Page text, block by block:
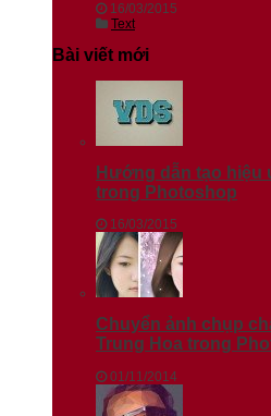
16/03/2015
Text
Bài viết mới
Hướng dẫn tạo
trong Photoshop
16/03/2015
Chuyển ảnh chụp
Trung Hoa trong
01/11/2014